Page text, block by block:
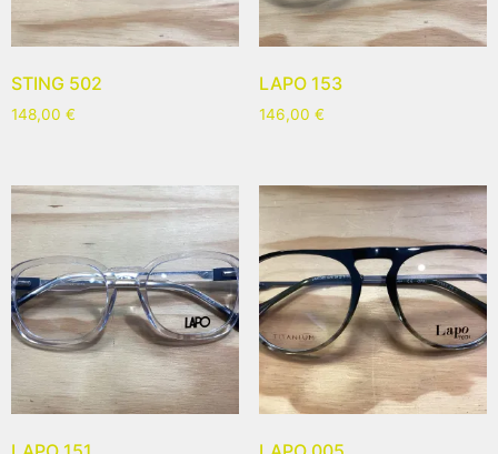
STING 502
148,00 €
LAPO 153
146,00 €